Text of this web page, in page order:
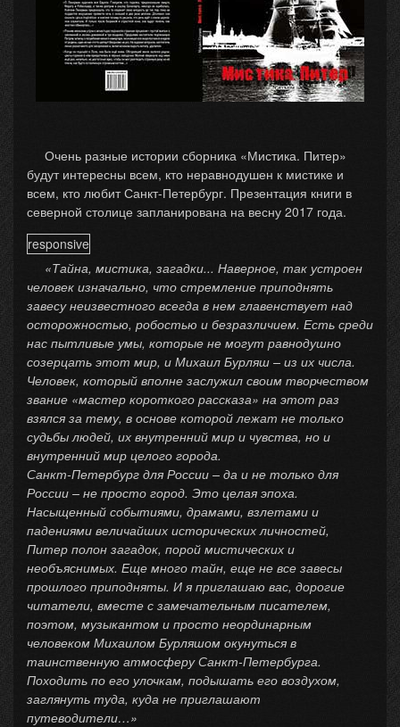
Очень разные истории сборника «Мистика. Питер»
будут интересны всем, кто неравнодушен к мистике и
всем, кто любит Санкт-Петербург. Презентация книги в
северной столице запланирована на весну 2017 года.
responsive
«Тайна, мистика, загадки... Наверное, так устроен
человек изначально, что стремление приподнять
завесу неизвестного всегда в нем главенствует над
осторожностью, робостью и безразличием. Есть среди
нас пытливые умы, которые не могут равнодушно
созерцать этот мир, и Михаил Бурляш – из их числа.
Человек, который вполне заслужил своим творчеством
звание «мастер короткого рассказа» на этот раз
взялся за тему, в основе которой лежат не только
судьбы людей, их внутренний мир и чувства, но и
внутренний мир целого города.
Санкт-Петербург для России – да и не только для
России – не просто город. Это целая эпоха.
Насыщенный событиями, драмами, взлетами и
падениями величайших исторических личностей,
Питер полон загадок, порой мистических и
необъяснимых. Еще много тайн, еще не все завесы
прошлого приподняты. И я приглашаю вас, дорогие
читатели, вместе с замечательным писателем,
поэтом, музыкантом и просто неординарным
человеком Михаилом Бурляшом окунуться в
таинственную атмосферу Санкт-Петербурга.
Походить по его улочкам, подышать его воздухом,
заглянуть туда, куда не приглашают
путеводители…»